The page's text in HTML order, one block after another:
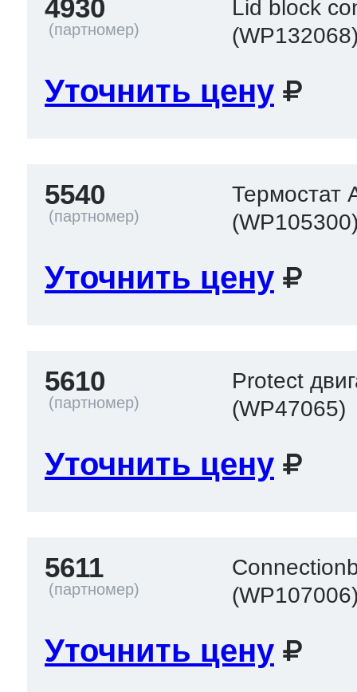
4930
Lid block
Уточнить цену
5540
Термостат
Уточнить цену
5610
Protect
(WP47065)
Уточнить цену
5611
Уточнить цену